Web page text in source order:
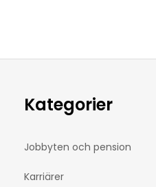
Kategorier
Jobbyten och pension
Karriärer